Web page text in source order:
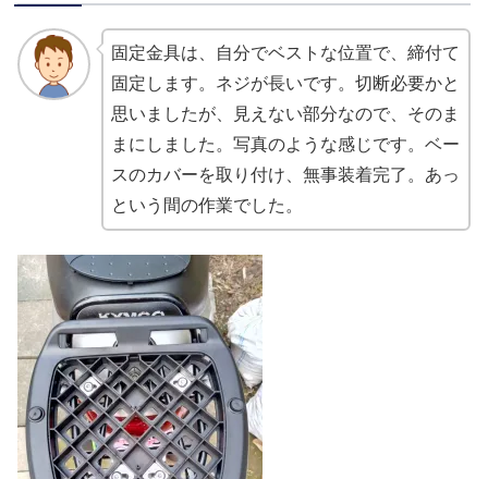
固定金具は、自分でベストな位置で、締付て
固定します。ネジが長いです。切断必要かと
思いましたが、見えない部分なので、そのま
まにしました。写真のような感じです。ベー
スのカバーを取り付け、無事装着完了。あっ
という間の作業でした。